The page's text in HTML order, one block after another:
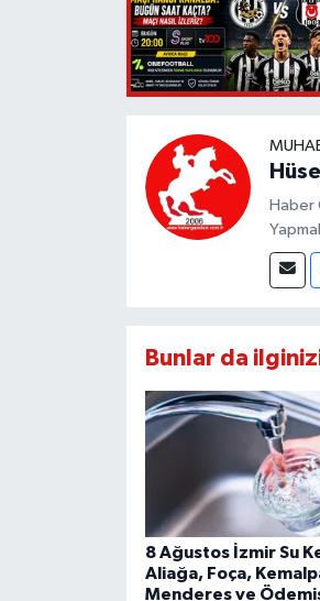
Haber
Bunlar da
8 Ağustos İzmir Su
Aliağa, Foça,
Menderes ve